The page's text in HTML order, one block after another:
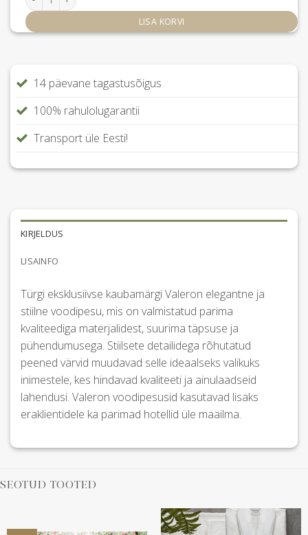
LISA KORVI
14 päevane tagastusõigus
100% rahulolugarantii
Transport üle Eesti!
KIRJELDUS
LISAINFO
Türgi eksklusiivse kaubamärgi Valeron elegantne ja
stiilne voodipesu, mis on valmistatud parima
kvaliteediga materjalidest, suurima täpsuse ja
pühendumusega. Stiilsete detailidega rõhutatud
peened värvid muudavad selle ideaalseks valikuks
inimestele, kes hindavad kvaliteeti ja ainulaadseid
lahendusi. Valeron voodipesusid kasutavad lisaks
eraklientidele ka parimad hotellid üle maailma.
SEOTUD TOOTED